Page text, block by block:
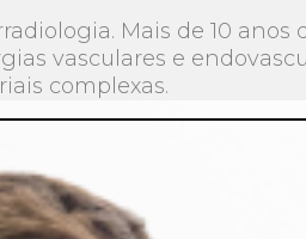
Mais de 10 anos
vasculares e
complexas.